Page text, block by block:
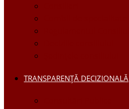
TRANSPARENȚĂ DECIZIONALĂ